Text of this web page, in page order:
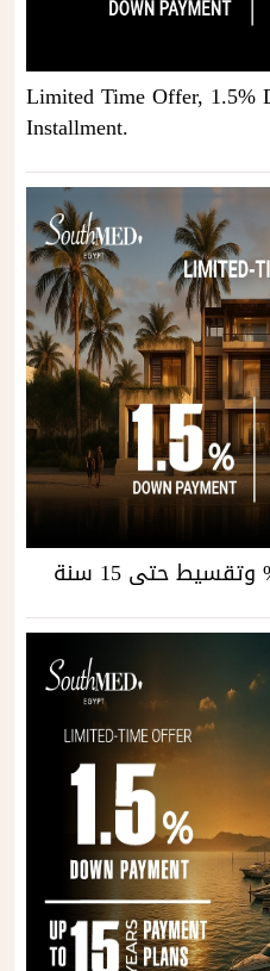
Limited Time Offer, 1.5%
Installment.